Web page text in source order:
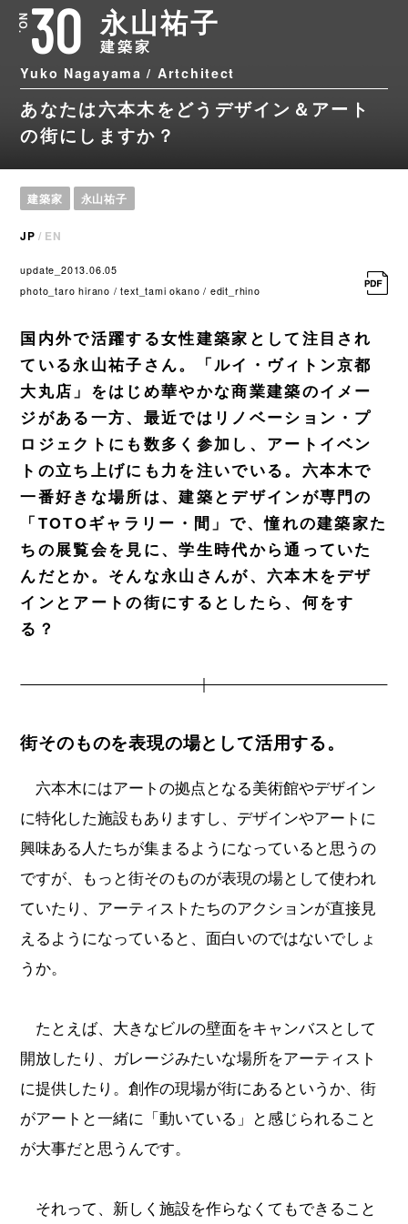
30 永山祐子
建築家
Yuko Nagayama / Artchitect
あなたは六本木をどうデザイン＆アート
の街にしますか？
建築家 永山祐子
JP / EN
update_2013.06.05
photo_taro hirano / text_tami okano / edit_rhino
国内外で活躍する女性建築家として注目され
ている永山祐子さん。「ルイ・ヴィトン京都
大丸店」をはじめ華やかな商業建築のイメー
ジがある一方、最近ではリノベーション・プ
ロジェクトにも数多く参加し、アートイベン
トの立ち上げにも力を注いでいる。六本木で
一番好きな場所は、建築とデザインが専門の
「TOTOギャラリー・間」で、憧れの建築家た
ちの展覧会を見に、学生時代から通っていた
んだとか。そんな永山さんが、六本木をデザ
インとアートの街にするとしたら、何をす
る？
街そのものを表現の場として活用する。
六本木にはアートの拠点となる美術館やデザイン
に特化した施設もありますし、デザインやアートに
興味ある人たちが集まるようになっていると思うの
ですが、もっと街そのものが表現の場として使われ
ていたり、アーティストたちのアクションが直接見
えるようになっていると、面白いのではないでしょ
うか。
たとえば、大きなビルの壁面をキャンバスとして
開放したり、ガレージみたいな場所をアーティスト
に提供したり。創作の現場が街にあるというか、街
がアートと一緒に「動いている」と感じられること
が大事だと思うんです。
それって、新しく施設を作らなくてもできること